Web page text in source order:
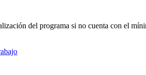
del programa si no cuenta con el